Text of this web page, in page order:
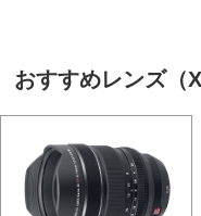
おすすめレンズ（